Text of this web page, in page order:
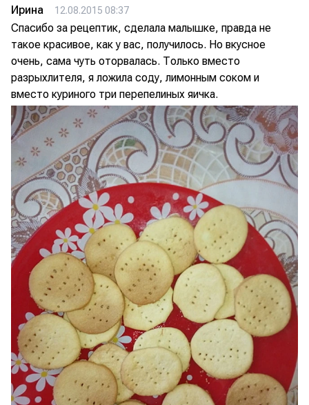
Ирина 12.08.2015 08:37
Спасибо за рецептик, сделала малышке, правда не
такое красивое, как у вас, получилось. Но вкусное
очень, сама чуть оторвалась. Только вместо
разрыхлителя, я ложила соду, лимонным соком и
вместо куриного три перепелиных яичка.